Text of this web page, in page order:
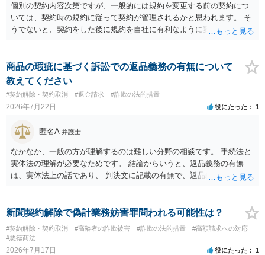
個別の契約内容次第ですが、一般的には規約を変更する前の契約につ
いては、契約時の規約に従って契約が管理されるかと思われます。 そ
うでないと、契約をした後に規約を自社に有利なように変更し、それ
る場合があるかと思われます。
商品の瑕疵に基づく訴訟での返品義務の有無について
教えてください
#契約解除・契約取消 #返金請求 #詐欺の法的措置
2026年7月22日 役にたった 1
匿名A 弁護士
なかなか、一般の方が理解するのは難しい分野の相談です。 手続法と
実体法の理解が必要なためです。 結論からいうと、返品義務の有無
は、実体法上の話であり、 判決文に記載の有無で、返品義務の有無が
品せよ」と判決文に書かれていなくても、 全額支払い判決の前提とし
て、契約不適合責任を理由に契約を解除してれば、 原状回復義務とし
て、相談者さんは、商品の返品義務を負うことになります。 ただし、
訴訟上何等かの形で、返品義務の有無が争われ争点化していたが、 結
論として、返品義務が存在しないというような判断が判決理由中で下
新聞契約解除で偽計業務妨害罪問われる可能性は？
#契約解除・契約取消 #高齢者の詐欺被害 #詐欺の法的措置
#高額請求への対応
#悪徳商法
2026年7月17日 役にたった 1